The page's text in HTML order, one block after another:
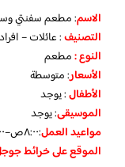
الاسم: مطعم سفنتي
التصنيف: عائلات – افراد
النوع :مطعم
الأسعار:متوسطة
الأطفال:يوجد
الموسيقى:يوجد
مواعيد العمل:٨:٠٠ص–١٢:٠٠ص
الموقع على خرائط